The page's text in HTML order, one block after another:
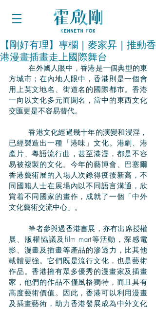
【剛好有理】專欄｜麥家昇｜推動香
港漫畫插畫走上國際舞台
	在外國人眼中，香港是一個典型的東
方城市；在內地人眼中，香港則是一個會
用上英文地名、街道名的國際都市。香港
一向以文化多元而聞名，當中的東西文化
交匯更是不容易替代。
	香港文化經過幾十年的演變和浸淫，
已經製造出一種「港味」文化。港劇、港
產片、粵語流行曲，甚至港漫，都是不容
易被複製的文化。今年的藝博會、巴塞爾
香港藝術展的入場人次錄得疫後新高，不
同國籍人士在展場內以不同語言溝通，欣
賞着不同國家的畫作，成就了一個「中外
文化藝術交流中心」。
	筆者參與過香港書展，亦有出席授權
展、版權恊議及film mart等活動，深感電
影、漫畫及插畫等產品的滲透力，比其他
載體更強。它們既是流行文化，也是藝術
作品。香港擁有眾多優秀的漫畫家及插畫
家，他們的作品不僅風格獨特，而且具有
高度藝術價值。因此，香港可以利用漫畫
及插畫藝術，助力香港發展成為中外文化